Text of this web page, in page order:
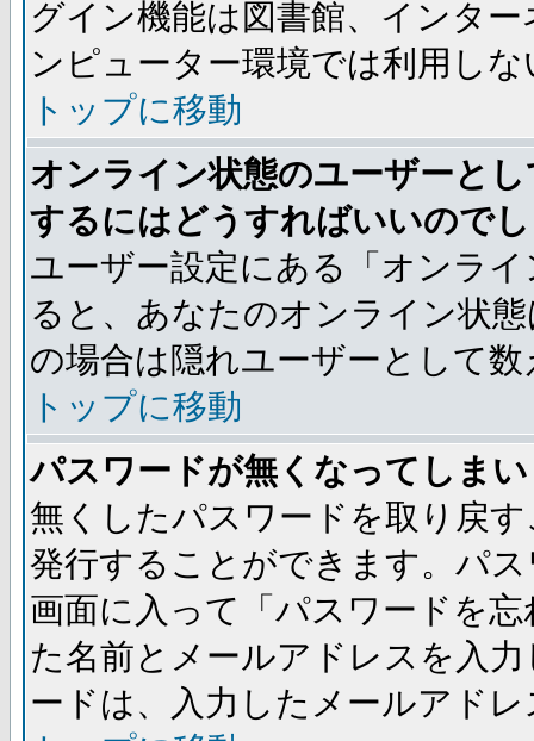
グイン機能は図書館、インタ
ンピューター環境では利用し
トップに移動
オンライン状態のユーザーと
するにはどうすればいいので
ユーザー設定にある「オンラ
ると、あなたのオンライン状
の場合は隠れユーザーとして
トップに移動
パスワードが無くなってしま
無くしたパスワードを取り戻
発行することができます。パ
画面に入って「パスワードを
た名前とメールアドレスを入
ードは、入力したメールアド